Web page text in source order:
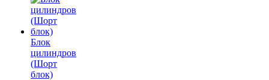
Блок
цилиндров
(Шорт
блок)